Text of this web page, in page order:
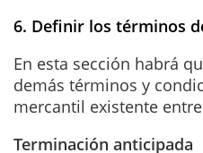
6. Definir los términos
En esta sección habrá
demás términos y
mercantil existente
Terminación anticipada